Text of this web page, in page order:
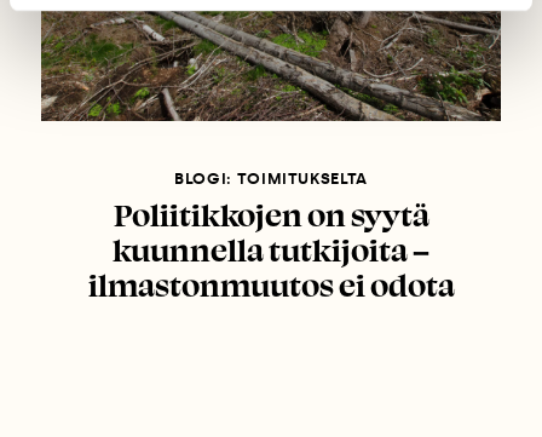
BLOGI: TOIMITUKSELTA
Poliitikkojen on syytä
kuunnella tutkijoita –
ilmastonmuutos ei odota